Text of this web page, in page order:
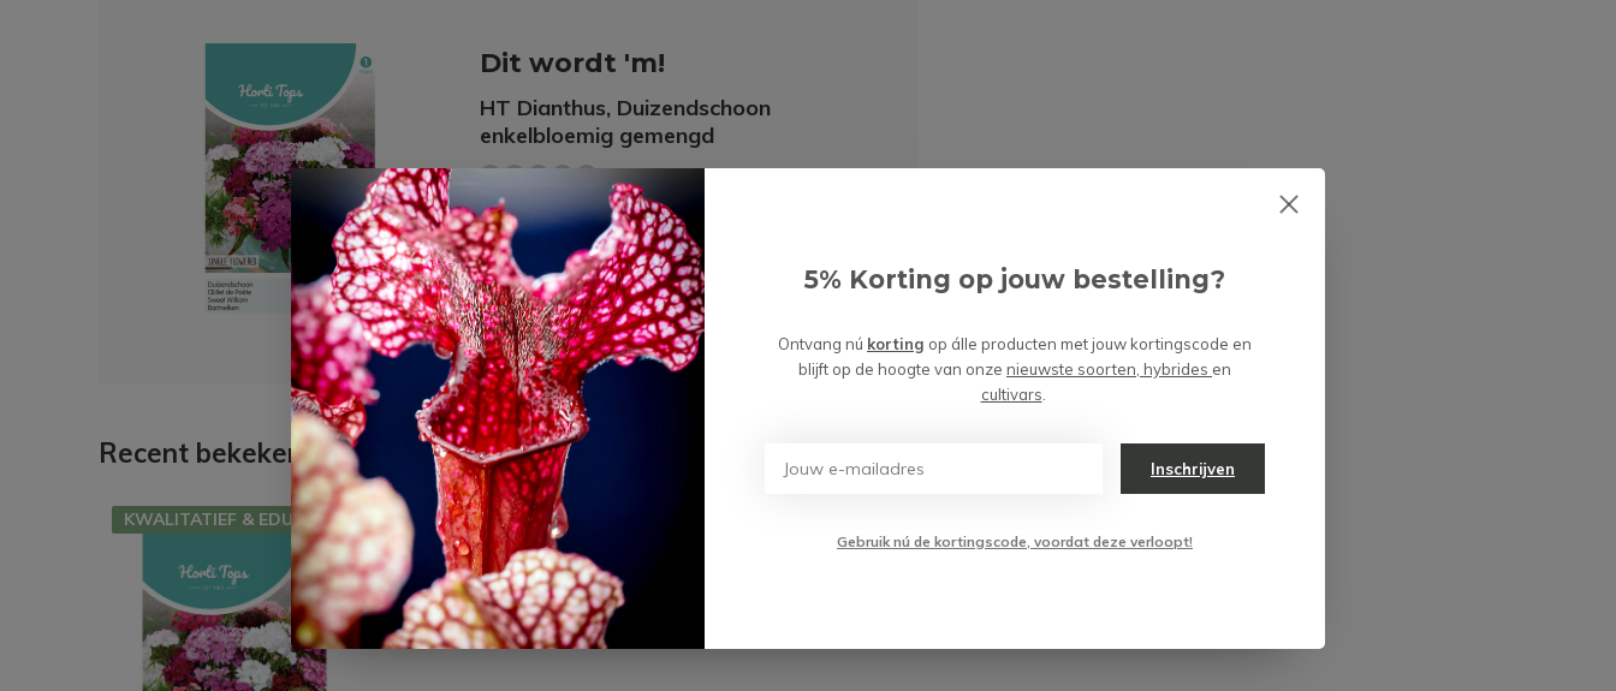
Dit wordt 'm!
HT Dianthus, Duizendschoon
enkelbloemig gemengd
€ 1,70
Toevoegen aan
winkelwagen
Recent bekeken
KWALITATIEF & EDUCATIEF
5% Korting op jouw bestelling?
Ontvang nú korting op álle producten met jouw kortingscode en
blijft op de hoogte van onze nieuwste soorten, hybrides en
cultivars
Inschrijven
Gebruik nú de kortingscode, voordat deze verloopt!